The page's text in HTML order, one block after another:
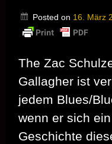
Posted on 16. März
The Zac
Gallagher ist
jedem Blues/
wenn er sich
Geschichte